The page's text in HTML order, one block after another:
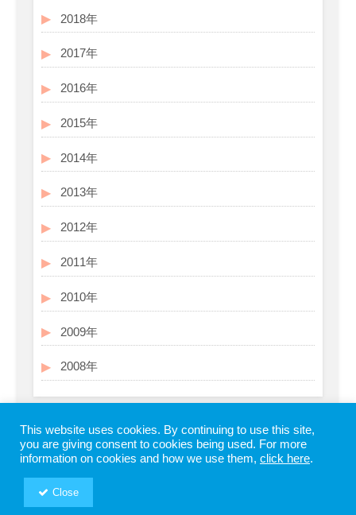
2018年
2017年
2016年
2015年
2014年
2013年
2012年
2011年
2010年
2009年
2008年
Copyright © SHIODOME PARTNERS All Rights Reserved
This website uses cookies. By continuing to use this site,
you are giving consent to cookies being used. For more
information on cookies and how we use them, click here.
Close